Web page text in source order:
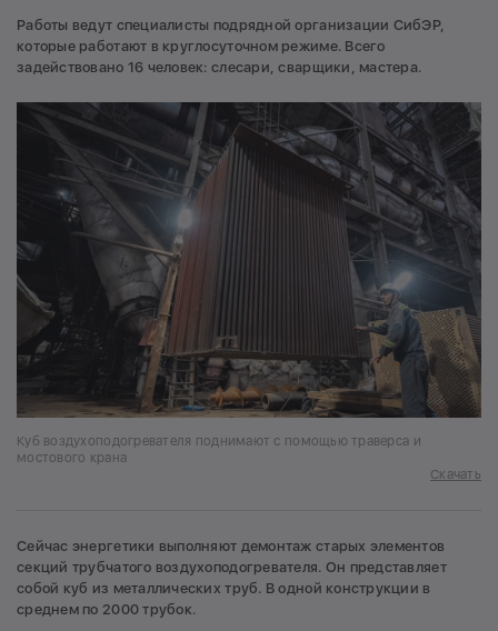
Работы ведут специалисты подрядной организации СибЭР,
которые работают в круглосуточном режиме. Всего
задействовано 16 человек: слесари, сварщики, мастера.
Куб воздухоподогревателя поднимают с помощью траверса и
мостового крана
Скачать
Сейчас энергетики выполняют демонтаж старых элементов
секций трубчатого воздухоподогревателя. Он представляет
собой куб из металлических труб. В одной конструкции в
среднем по 2000 трубок.